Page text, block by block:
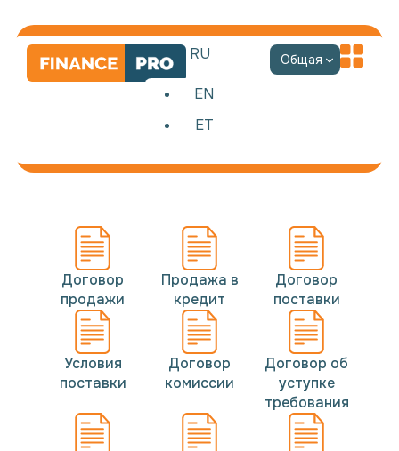
RU
EN
ET
Общая
Договора
Договор
продажи
Продажа в
кредит
Договор
поставки
Условия
поставки
Договор
комиссии
Договор об
уступке
требования